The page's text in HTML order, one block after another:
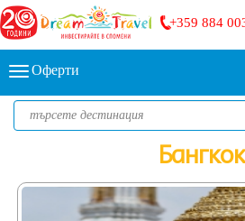
+359 884
Оферти
Бангкок